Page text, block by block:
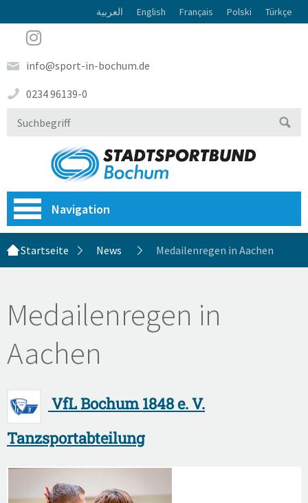
العربية English Français Polski Türkçe
info@sport-in-bochum.de
0234 96139-0
Navigation
Startseite News Medailenregen in Aachen
Medailenregen in
Aachen
VfL Bochum 1848 e. V.
Tanzsportabteilung